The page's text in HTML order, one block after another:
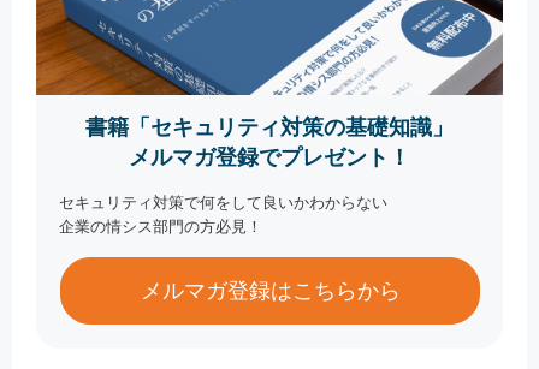
書籍「セキュリティ対策の基礎知識」
メルマガ登録でプレゼント！
セキュリティ対策で何をして良いかわからない
企業の情シス部門の方必見！
メルマガ登録はこちらから